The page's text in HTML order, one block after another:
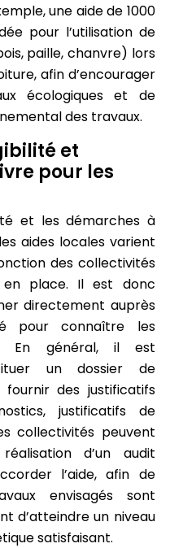
une aide de 1000
pour l’utilisation de
paille, chanvre) lors
afin d’encourager
écologiques et de
des travaux.
et
pour les
et les démarches à
aides locales varient
des collectivités
place. Il est donc
directement auprès
pour connaître les
En général, il est
un dossier de
des justificatifs
justificatifs de
collectivités peuvent
d’un audit
l’aide, afin de
envisagés sont
d’atteindre un niveau
satisfaisant.